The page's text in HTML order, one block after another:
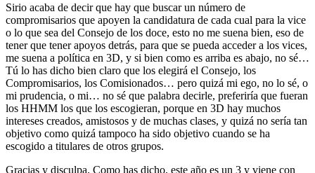
Sirio acaba de decir que hay que buscar un número de
compromisarios que apoyen la candidatura de cada cual para la vice
o lo que sea del Consejo de los doce, esto no me suena bien, eso de
tener que tener apoyos detrás, para que se pueda acceder a los vices,
me suena a política en 3D, y si bien como es arriba es abajo, no sé…
Tú lo has dicho bien claro que los elegirá el Consejo, los
Compromisarios, los Comisionados… pero quizá mi ego, no lo sé, o
mi prudencia, o mi… no sé que palabra decirle, preferiría que fueran
los HHMM los que los escogieran, porque en 3D hay muchos
intereses creados, amistosos y de muchas clases, y quizá no sería tan
objetivo como quizá tampoco ha sido objetivo cuando se ha
escogido a titulares de otros grupos.
Gracias y disculpa. Como has dicho, este año es un 3 y viene con